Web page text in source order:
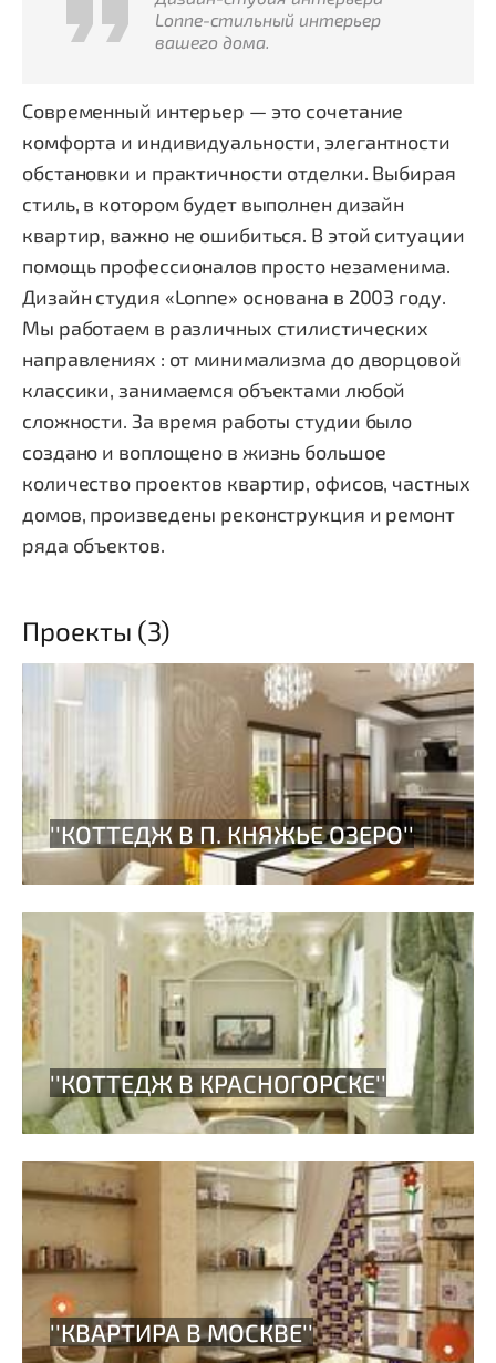
Lonne-стильный интерьер
вашего дома.
Современный интерьер — это сочетание
комфорта и индивидуальности, элегантности
обстановки и практичности отделки. Выбирая
стиль, в котором будет выполнен дизайн
квартир, важно не ошибиться. В этой ситуации
помощь профессионалов просто незаменима.
Дизайн студия «Lonne» основана в 2003 году.
Мы работаем в различных стилистических
направлениях : от минимализма до дворцовой
классики, занимаемся объектами любой
сложности. За время работы студии было
создано и воплощено в жизнь большое
количество проектов квартир, офисов, частных
домов, произведены реконструкция и ремонт
ряда объектов.
Проекты (3)